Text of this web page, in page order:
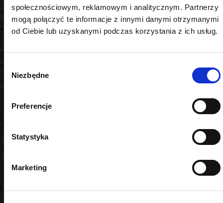
społecznościowym, reklamowym i analitycznym. Partnerzy
mogą połączyć te informacje z innymi danymi otrzymanymi
od Ciebie lub uzyskanymi podczas korzystania z ich usług.
zgody
Niezbędne
Preferencje
Statystyka
Marketing
Jakość na lata
Wybierając 20V AQ-ONE Wyrzynarkę 500-3000
RPM, skok 19 mm, body OK-03.4346 marki ROOKS,
pracy każdego dnia. Każdy egzemplarz przechodzi
niezawodność nawet w najtrudniejszych warunkach.
Ilość biegów
1